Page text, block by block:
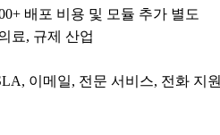
배포 비용 및 모듈 추가 별도
료, 규제 산업
이메일, 전문 서비스, 전화 지원